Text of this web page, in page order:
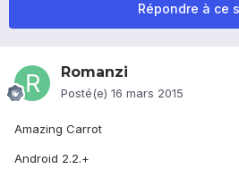
Répondre à ce
Romanzi
Posté(e) 16 mars 2015
Amazing Carrot
Android 2.2.+